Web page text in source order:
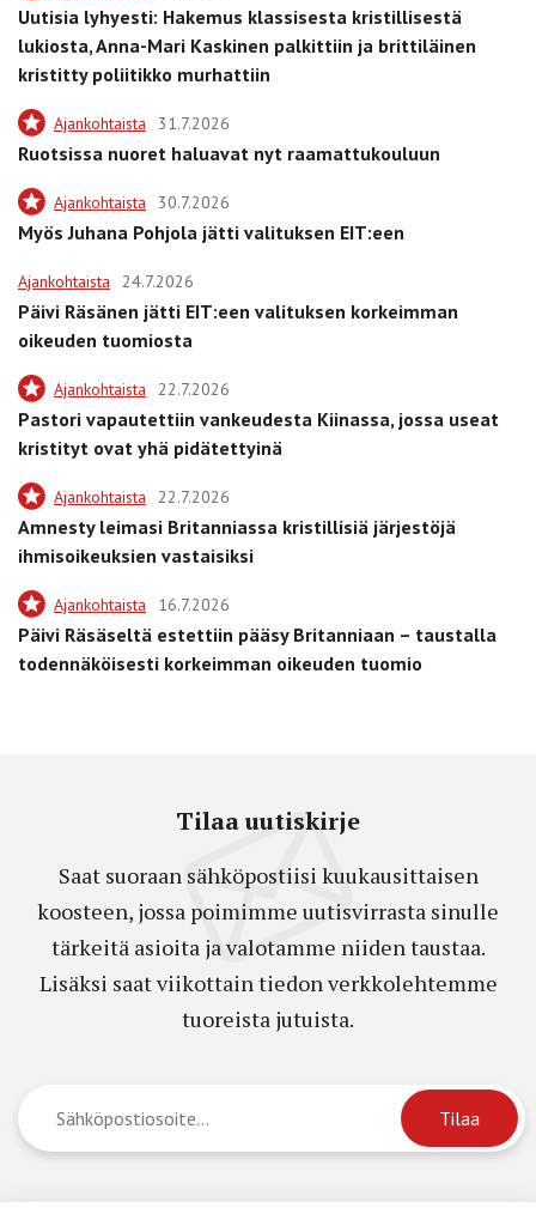
Uutisia lyhyesti: Hakemus klassisesta kristillisestä
lukiosta, Anna-Mari Kaskinen palkittiin ja brittiläinen
kristitty poliitikko murhattiin
Ajankohtaista 31.7.2026
Ruotsissa nuoret haluavat nyt raamattukouluun
Ajankohtaista 30.7.2026
Myös Juhana Pohjola jätti valituksen EIT:een
Ajankohtaista 24.7.2026
Päivi Räsänen jätti EIT:een valituksen korkeimman
oikeuden tuomiosta
Ajankohtaista 22.7.2026
Pastori vapautettiin vankeudesta Kiinassa, jossa useat
kristityt ovat yhä pidätettyinä
Ajankohtaista 22.7.2026
Amnesty leimasi Britanniassa kristillisiä järjestöjä
ihmisoikeuksien vastaisiksi
Ajankohtaista 16.7.2026
Päivi Räsäseltä estettiin pääsy Britanniaan – taustalla
todennäköisesti korkeimman oikeuden tuomio
Tilaa uutiskirje
Saat suoraan sähköpostiisi kuukausittaisen
koosteen, jossa poimimme uutisvirrasta sinulle
tärkeitä asioita ja valotamme niiden taustaa.
Lisäksi saat viikottain tiedon verkkolehtemme
tuoreista jutuista.